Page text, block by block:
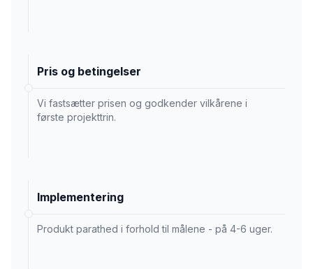
Pris og betingelser
Vi fastsætter prisen og godkender vilkårene i
første projekttrin.
Implementering
Produkt parathed i forhold til målene - på 4-6 uger.